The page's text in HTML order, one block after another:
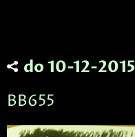
do 10-12-2015
BB655